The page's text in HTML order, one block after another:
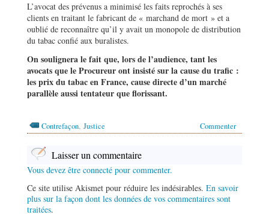
L’avocat des prévenus a minimisé les faits reprochés à ses
clients en traitant le fabricant de « marchand de mort » et a
oublié de reconnaître qu’il y avait un monopole de distribution
du tabac confié aux buralistes.
On soulignera le fait que, lors de l’audience, tant les
avocats que le Procureur ont insisté sur la cause du trafic :
les prix du tabac en France, cause directe d’un marché
parallèle aussi tentateur que florissant.
Commenter
Contrefaçon, Justice
Laisser un commentaire
Vous devez être connecté pour commenter.
Ce site utilise Akismet pour réduire les indésirables. En savoir
plus sur la façon dont les données de vos commentaires sont
traitées.